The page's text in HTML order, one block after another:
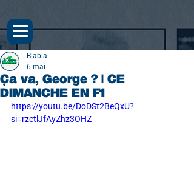
Ça va, George ? | CE
DIMANCHE EN F1
Blabla
6 mai
https://youtu.be/DoDSt2BeQxU?
si=rzctlJfAyZhz3OHZ